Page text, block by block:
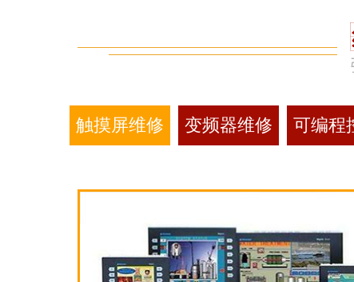
触摸屏维修 变频器维修 可编程